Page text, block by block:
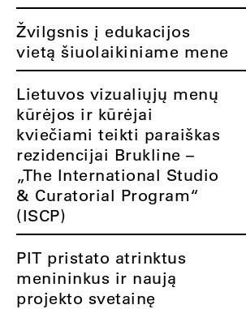
Žvilgsnis į edukacijos
vietą šiuolaikiniame mene
Lietuvos vizualiųjų menų
kūrėjos ir kūrėjai
kviečiami teikti paraiškas
rezidencijai Brukline –
„The International Studio
& Curatorial Program“
(ISCP)
PIT pristato atrinktus
menininkus ir naują
projekto svetainę